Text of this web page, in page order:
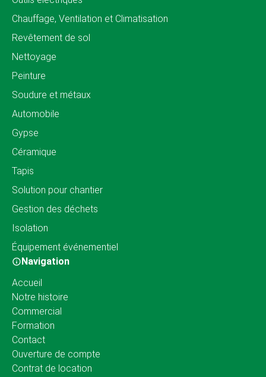
Chauffage, Ventilation et Climatisation
Revêtement de sol
Nettoyage
Peinture
Soudure et métaux
Automobile
Gypse
Céramique
Tapis
Solution pour chantier
Gestion des déchets
Isolation
Équipement événementiel
Navigation
Accueil
Notre histoire
Commercial
Formation
Contact
Ouverture de compte
Contrat de location